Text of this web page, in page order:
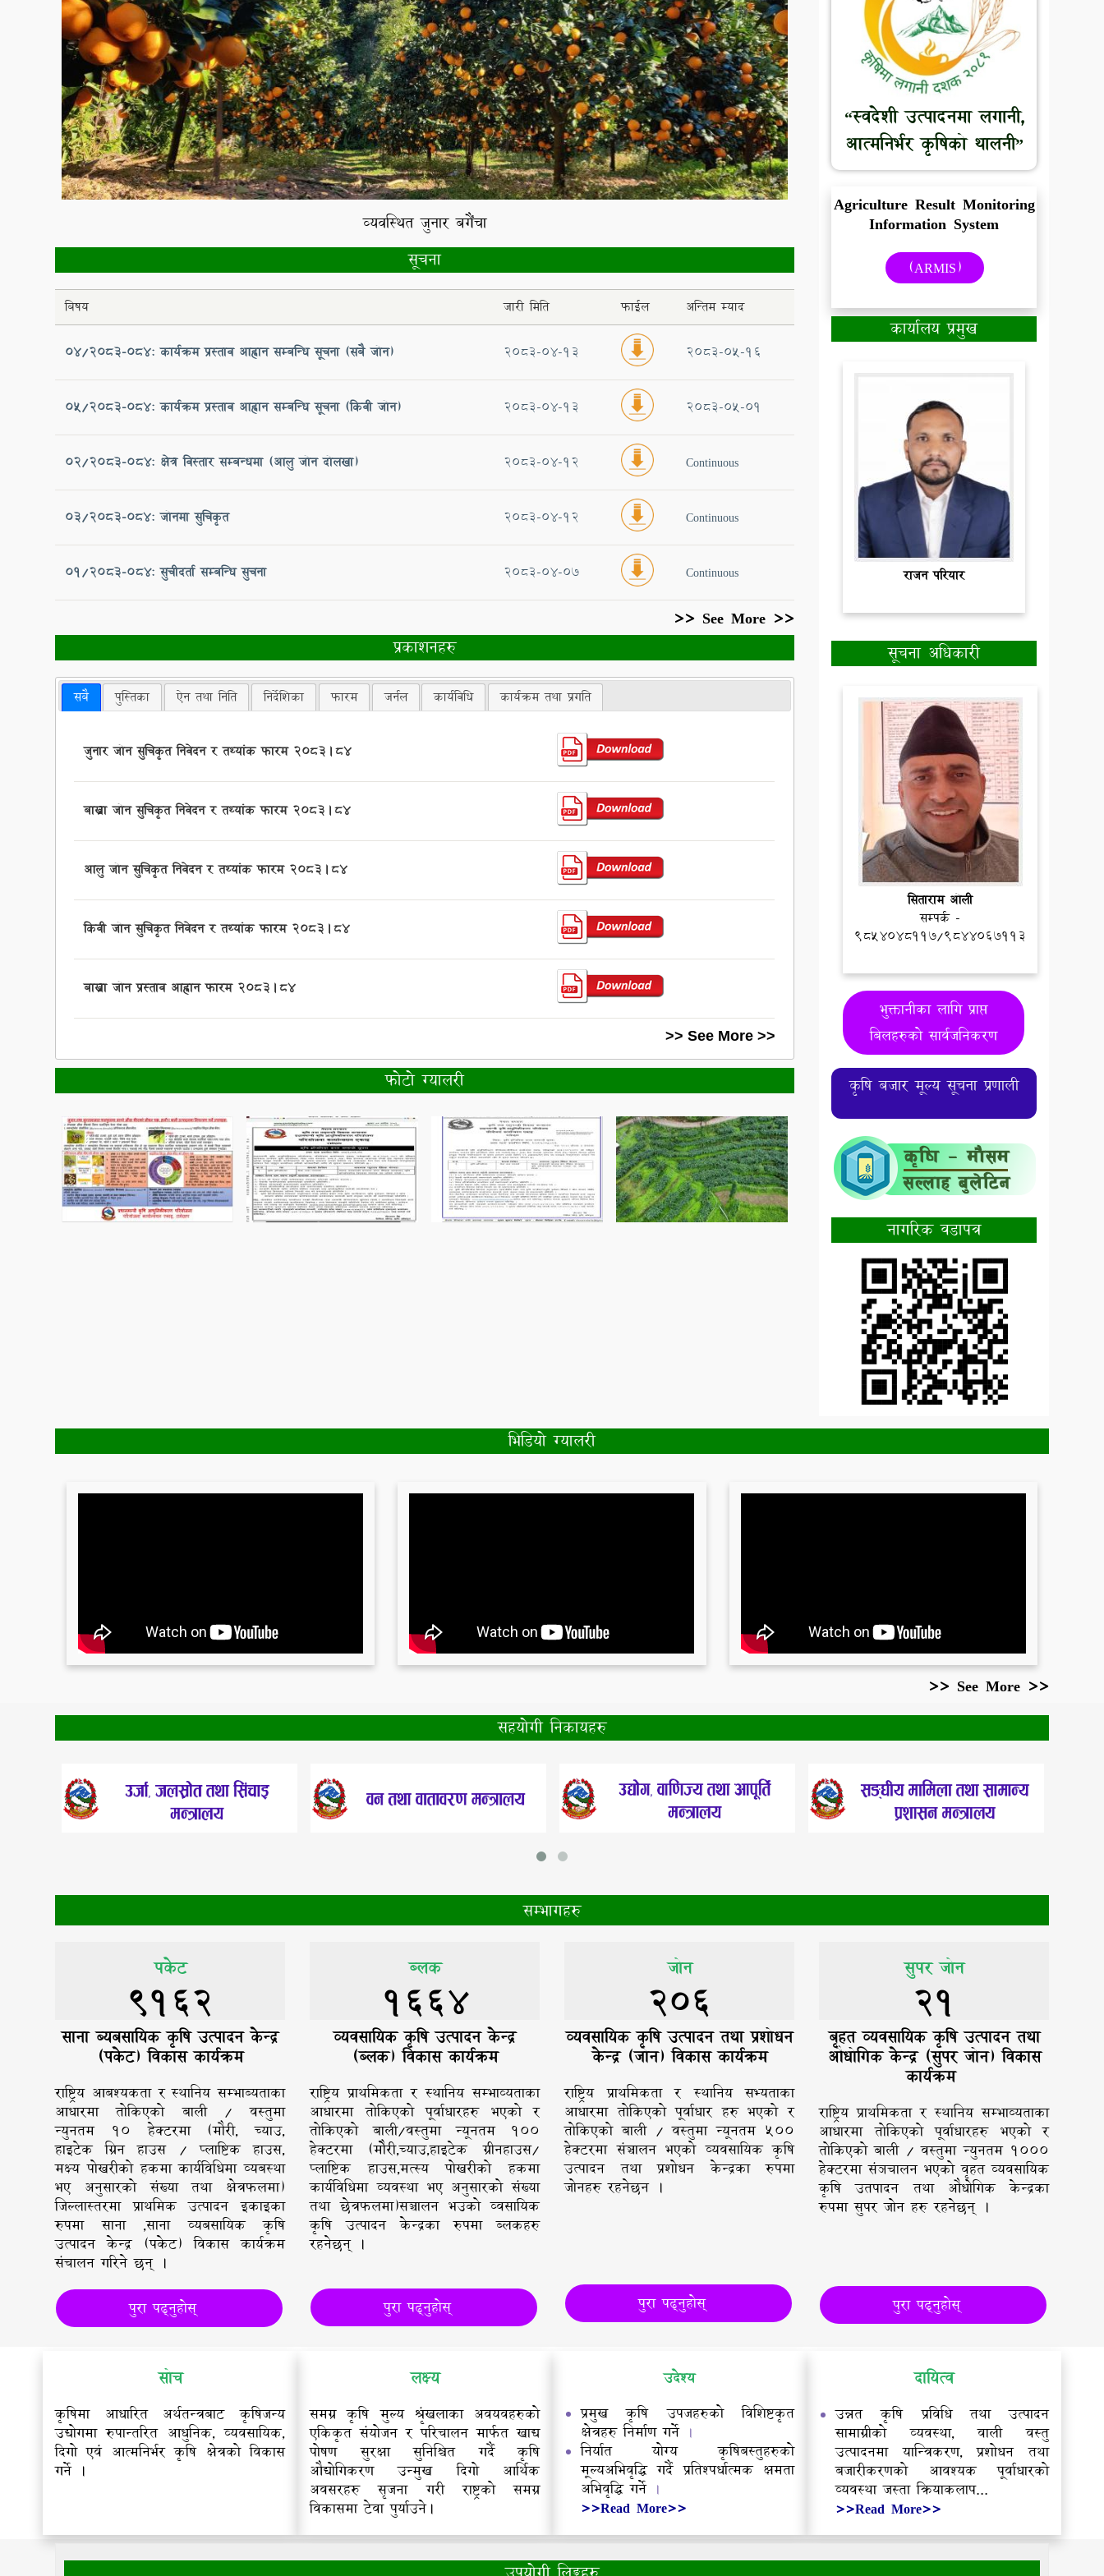
व्यवस्थित जुनार बगैँचा
विषादी/कृषि सामाग्री वितरण कार्यक्रम जुनार जोन, रामेछाप ।
सूचना
बिषय जारी मिति फाईल अन्तिम म्याद
०४/२०८३-०८४: कार्यक्रम प्रस्ताव आह्वान सम्बन्धि सूचना (सबै जोन) 2083-04-13 2083-05-16
05/२०८३-०८४: कार्यक्रम प्रस्ताव आह्वान सम्बन्धि सूचना (किवी जोन) 2083-04-13 2083-05-01
02/2083-084: क्षेत्र विस्तार सम्बन्धमा (आलु जोन दोलखा) 2083-04-12 Continuous
०३/२०८३-०८४: जोनमा सुचिकृत 2083-04-12 Continuous
01/2083-084: सुचीदर्ता सम्बन्धि सुचना 2083-04-07 Continuous
>> See More >>
प्रकाशनहरु
सबै पुस्तिका ऐन तथा निति निर्देशिका फारम जर्नल कार्यविधि कार्यक्रम तथा प्रगति
जुनार जोन सुचिकृत निवेदन र तथ्यांक फारम २०८३।८४
बाख्रा जोन सुचिकृत निवेदन र तथ्यांक फारम २०८३।८४
आलु जोन सुचिकृत निवेदन र तथ्यांक फारम २०८३।८४
किवी जोन सुचिकृत निवेदन र तथ्यांक फारम २०८३।८४
बाख्रा जोन प्रस्ताव आह्वान फारम २०८३।८४
>> See More >>
फोटो ग्यालरी
“स्वदेशी उत्पादनमा लगानी,
आत्मनिर्भर कृषिको थालनी”
Agriculture Result Monitoring
Information System
(ARMIS)
कार्यालय प्रमुख
राजन परियार
सूचना अधिकारी
सिताराम ओली
सम्पर्क -
9854048117/9844067113
भुक्तानीका लागि प्राप्त
बिलहरुको सार्वजनिकरण
कृषि बजार मूल्य सूचना प्रणाली
नागरिक वडापत्र
भिडियो ग्यालरी
>> See More >>
सहयोगी निकायहरु
सम्भागहरु
पकेट
9162
साना ब्यबसायिक कृषि उत्पादन केन्द्र
(पकेट) विकास कार्यक्रम
राष्ट्रिय आबश्यकता र स्थानिय सम्भाब्यताका
आधारमा तोकिएको बाली / वस्तुमा
न्युनतम १० हेक्टरमा (मौरी, च्याउ,
हाइटेक ग्रिन हाउस / प्लाष्टिक हाउस,
मक्ष्य पोखरीको हकमा कार्यविधिमा व्यबस्था
भए अनुसारको संख्या तथा क्षेत्रफलमा)
जिल्लास्तरमा प्राथमिक उत्पादन इकाइका
रुपमा साना ,साना व्यबसायिक कृषि
उत्पादन केन्द्र (पकेट) विकास कार्यक्रम
संचालन गरिने छन् ।
पुरा पढ्नुहोस्
ब्लक
1664
व्यवसायिक कृषि उत्पादन केन्द्र
(ब्लक) विकास कार्यक्रम
राष्ट्रिय प्राथमिकता र स्थानिय सम्भाव्यताका
आधारमा तोकिएको पूर्वाधारहरु भएको र
तोकिएको बाली/वस्तुमा न्यूनतम १००
हेक्टरमा (मोैरी,च्याउ,हाइटेक ग्रीनहाउस/
प्लाष्टिक हाउस,मत्स्य पोखरीको हकमा
कार्यविधिमा व्यवस्था भए अनुसारको संख्या
तथा छेत्रफलमा)सञ्चालन भउको व्वसायिक
कृषि उत्पादन केन्द्रका रुपमा ब्लकहरु
रहनेछन् ।
पुरा पढ्नुहोस्
जोन
206
व्यवसायिक कृषि उत्पादन तथा प्रशोधन
केन्द्र (जोन) विकास कार्यक्रम
राष्ट्रिय प्राथमिकता र स्थानिय सभ्यताका
आधारमा तोकिएको पूर्वाधार हरु भएको र
तोकिएको बाली / वस्तुमा न्यूनतम ५००
हेक्टरमा संञ्चालन भएको व्यवसायिक कृषि
उत्पादन तथा प्रशोधन केन्द्रका रुपमा
जोनहरु रहनेछन ।
पुरा पढ्नुहोस्
सुपर जोन
21
बृहत व्यवसायिक कृषि उत्पादन तथा
औधोगिक केन्द्र (सुपर जोन) विकास
कार्यक्रम
राष्ट्रिय प्राथमिकता र स्थानिय सम्भाव्यताका
आधारमा तोकिएको पूर्वाधारहरु भएको र
तोकिएको बाली / वस्तुमा न्युनतम १०००
हेक्टरमा संञचालन भएको वृहत व्यवसायिक
कृषि उतपादन तथा औधोगिक केन्द्रका
रुपमा सुपर जोन हरु रहनेछन् ।
पुरा पढ्नुहोस्
सोच
कृषिमा आधारित अर्थतन्त्रबाट कृषिजन्य
उद्योगमा रुपान्तरित आधुनिक, व्यवसायिक,
दिगो एवं आत्मनिर्भर कृषि क्षेत्रको विकास
गर्ने ।
लक्ष्य
समग्र कृषि मुल्य श्रृंखलाका अवयवहरुको
एकिकृत संयोजन र परिचालन मार्फत खाद्य
पोषण सुरक्षा सुनिश्चित गर्दै कृषि
औद्योगिकरण उन्मुख दिगो आर्थिक
अवसरहरु सृजना गरी राष्ट्रको समग्र
विकासमा टेवा पुर्याउने।
उदेश्य
प्रमुख कृषि उपजहरुको विशिष्टकृत
क्षेत्रहरु निर्माण गर्ने ।
निर्यात योग्य कृषिबस्तुहरुको
मूल्यअभिवृद्धि गर्दै प्रतिश्पर्धात्मक क्षमता
अभिवृद्धि गर्ने ।
>>Read More>>
दायित्व
उन्नत कृषि प्रविधि तथा उत्पादन
सामाग्रीको व्यवस्था, वाली वस्तु
उत्पादनमा यान्त्रिकरण, प्रशोधन तथा
बजारीकरणको आवश्यक पूर्वाधारको
व्यवस्था जस्ता क्रियाकलाप...
>>Read More>>